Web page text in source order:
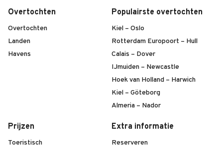
Overtochten
Overtochten
Landen
Havens
Populairste overtochten
Kiel – Oslo
Rotterdam Europoort – Hull
Calais – Dover
IJmuiden – Newcastle
Hoek van Holland – Harwich
Kiel – Göteborg
Almeria – Nador
Prijzen
Toeristisch
Extra informatie
Reserveren